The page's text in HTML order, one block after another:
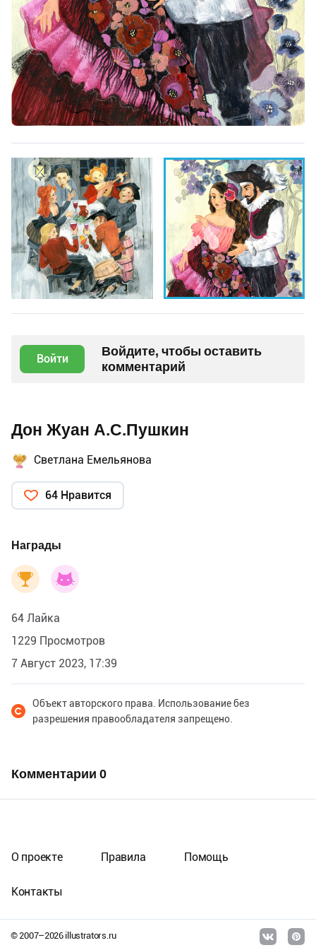
Войти
Войдите, чтобы оставить
комментарий
Дон Жуан А.С.Пушкин
Светлана Емельянова
64 Нравится
Награды
64 Лайка
1229 Просмотров
7 Август 2023, 17:39
Объект авторского права. Использование без
разрешения правообладателя запрещено.
Комментарии 0
© 2007–2026illustrators.ru
О проекте Правила Помощь
Контакты